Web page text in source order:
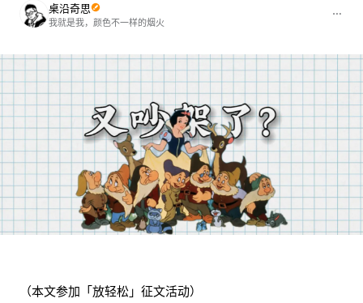
桌沿奇思
我就是我，颜色不一样的烟火
（本文参加「放轻松」征文活动）